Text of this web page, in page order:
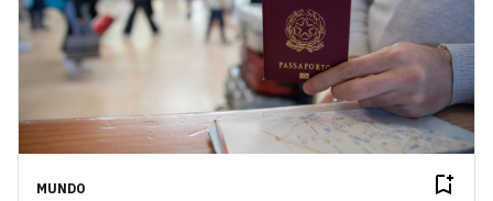
MUNDO